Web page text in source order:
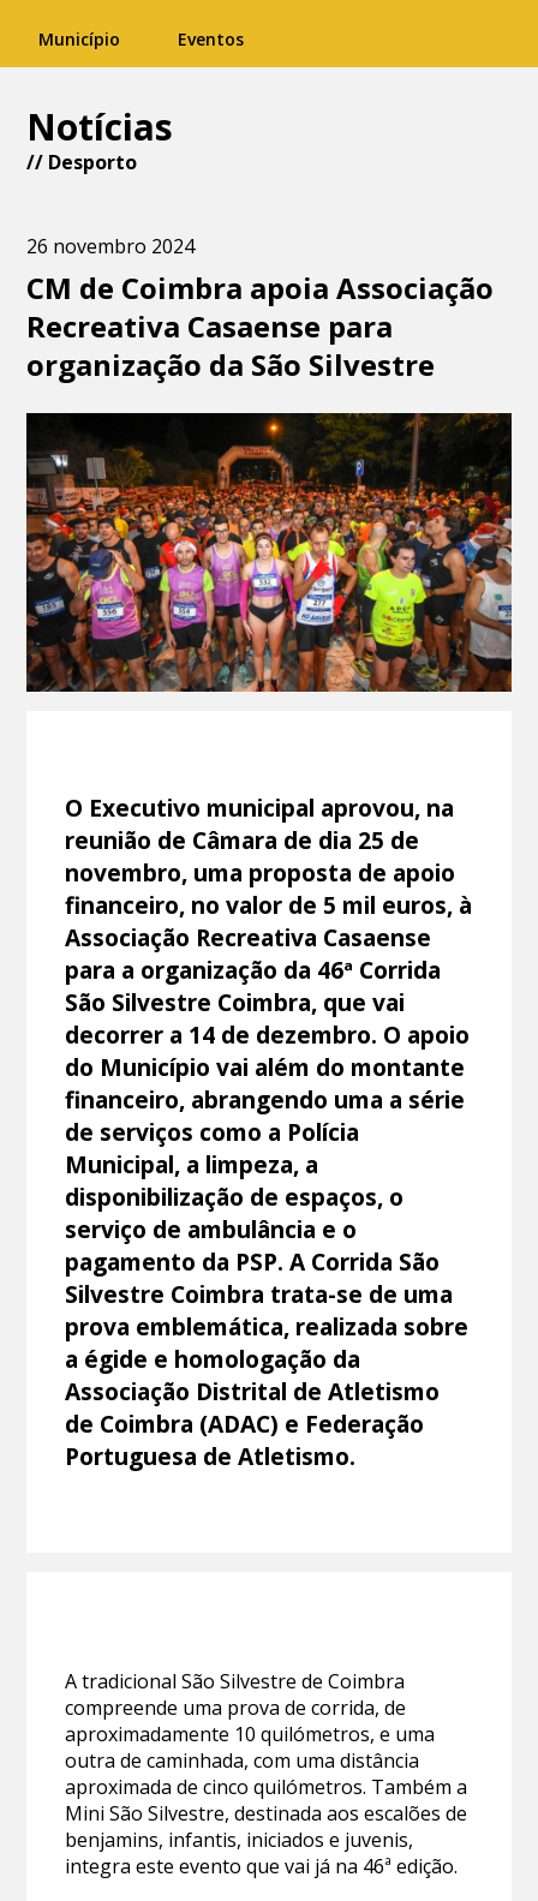
Município Eventos
Notícias
// Desporto
26 novembro 2024
CM de Coimbra apoia Associação
Recreativa Casaense para
organização da São Silvestre
O Executivo municipal aprovou, na
reunião de Câmara de dia 25 de
novembro, uma proposta de apoio
financeiro, no valor de 5 mil euros, à
Associação Recreativa Casaense
para a organização da 46ª Corrida
São Silvestre Coimbra, que vai
decorrer a 14 de dezembro. O apoio
do Município vai além do montante
financeiro, abrangendo uma a série
de serviços como a Polícia
Municipal, a limpeza, a
disponibilização de espaços, o
serviço de ambulância e o
pagamento da PSP. A Corrida São
Silvestre Coimbra trata-se de uma
prova emblemática, realizada sobre
a égide e homologação da
Associação Distrital de Atletismo
de Coimbra (ADAC) e Federação
Portuguesa de Atletismo.
A tradicional São Silvestre de Coimbra
compreende uma prova de corrida, de
aproximadamente 10 quilómetros, e uma
outra de caminhada, com uma distância
aproximada de cinco quilómetros. Também a
Mini São Silvestre, destinada aos escalões de
benjamins, infantis, iniciados e juvenis,
integra este evento que vai já na 46ª edição.